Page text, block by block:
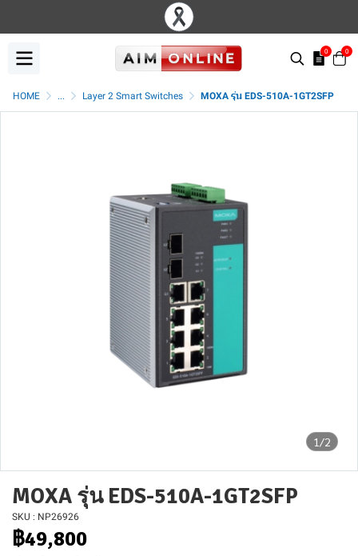
0 0
HOME ... Layer 2 Smart Switches MOXA รุ่น EDS-510A-1GT2SFP
1/2
MOXA รุ่น EDS-510A-1GT2SFP
SKU : NP26926
฿49,800